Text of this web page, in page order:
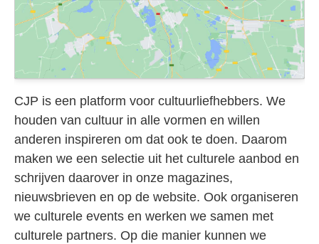
CJP is een platform voor cultuurliefhebbers. We
houden van cultuur in alle vormen en willen
anderen inspireren om dat ook te doen. Daarom
maken we een selectie uit het culturele aanbod en
schrijven daarover in onze magazines,
nieuwsbrieven en op de website. Ook organiseren
we culturele events en werken we samen met
culturele partners. Op die manier kunnen we